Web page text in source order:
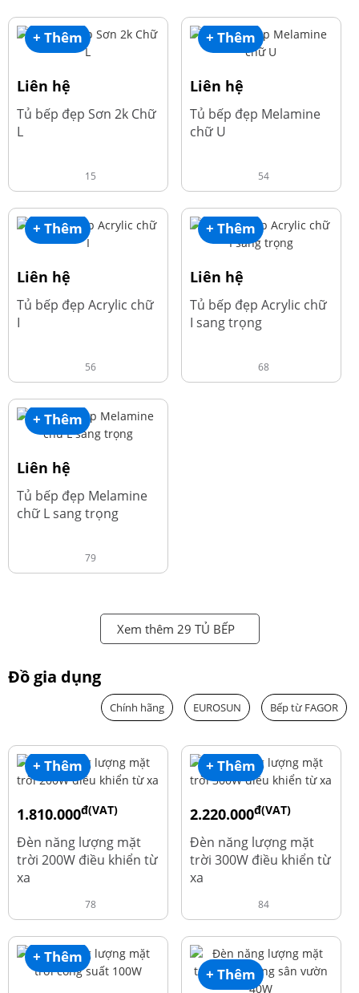
+ Thêm
Liên hệ
Tủ bếp đẹp Sơn 2k Chữ
L
15
+ Thêm
Liên hệ
Tủ bếp đẹp Melamine
chữ U
54
+ Thêm
Liên hệ
Tủ bếp đẹp Acrylic chữ
I
56
+ Thêm
Liên hệ
Tủ bếp đẹp Acrylic chữ
I sang trọng
68
+ Thêm
Liên hệ
Tủ bếp đẹp Melamine
chữ L sang trọng
79
Xem thêm 29 TỦ BẾP
Đồ gia dụng
Chính hãng EUROSUN Bếp từ FAGOR
+ Thêm
1.810.000đ(VAT)
1.960.000
Đèn năng lượng mặt
trời 200W điều khiển từ
xa
78
+ Thêm
2.220.000đ(VAT)
2.390.000
Đèn năng lượng mặt
trời 300W điều khiển từ
xa
84
+ Thêm
+ Thêm